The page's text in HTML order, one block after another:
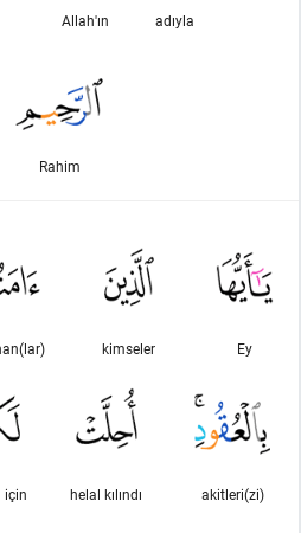
adıyla
Allah'ın
Rahim
Ey
kimseler
akitleri(zi)
helal kılındı
için